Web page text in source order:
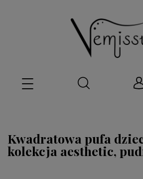
Kwadratowa pufa
kolekcja aesthetic,